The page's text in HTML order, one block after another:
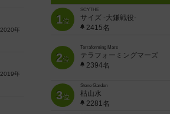
2020年
2019年
1位
SCYTHE
サイズ -大鎌戦役-
2415名
2位
Terraforming Mars
テラフォーミングマーズ
2394名
3位
Stone Garden
枯山水
2281名